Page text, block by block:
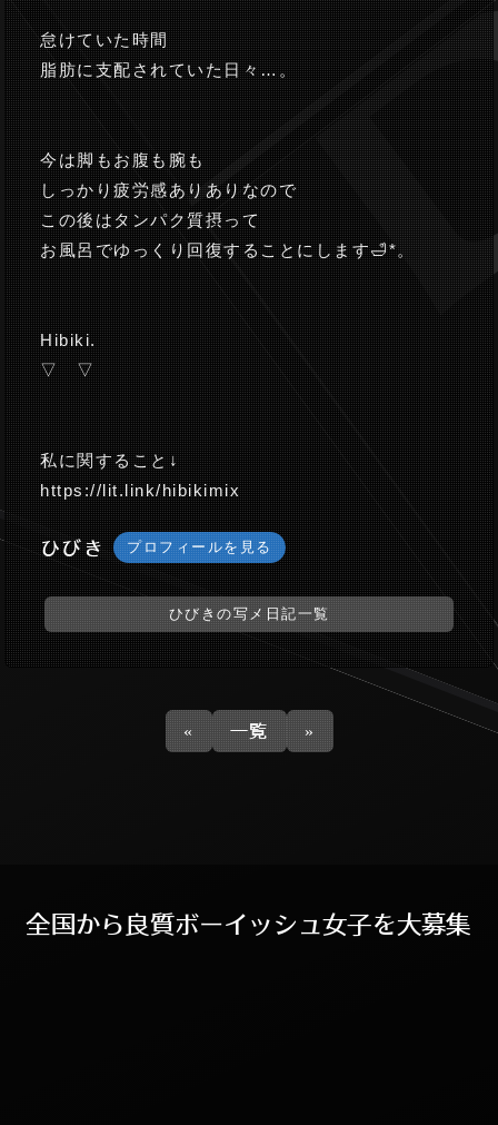
怠けていた時間
脂肪に支配されていた日々…。
今は脚もお腹も腕も
しっかり疲労感ありありなので
この後はタンパク質摂って
お風呂でゆっくり回復することにします🛁*。
Hibiki.
▽ ▽
私に関すること↓
https://lit.link/hibikimix
ひびき プロフィールを見る
ひびきの写メ日記一覧
« 一覧 »
全 国から 良質ボーイ ッ シ ュ女子を大募集